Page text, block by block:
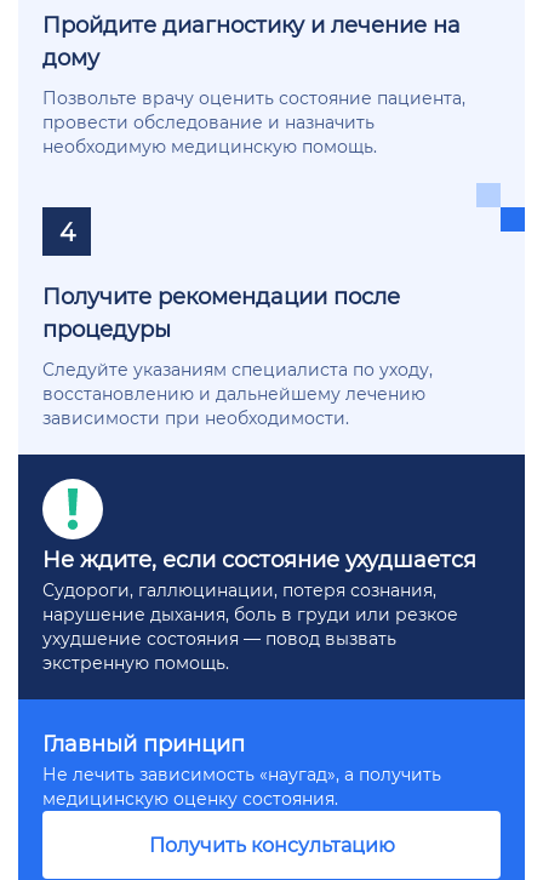
Пройдите диагностику и лечение на
дому
Позвольте врачу оценить состояние пациента,
провести обследование и назначить
необходимую медицинскую помощь.
4
Получите рекомендации после
процедуры
Следуйте указаниям специалиста по уходу,
восстановлению и дальнейшему лечению
зависимости при необходимости.
Не ждите, если состояние ухудшается
Судороги, галлюцинации, потеря сознания,
нарушение дыхания, боль в груди или резкое
ухудшение состояния — повод вызвать
экстренную помощь.
Главный принцип
Не лечить зависимость «наугад», а получить
медицинскую оценку состояния.
Получить консультацию